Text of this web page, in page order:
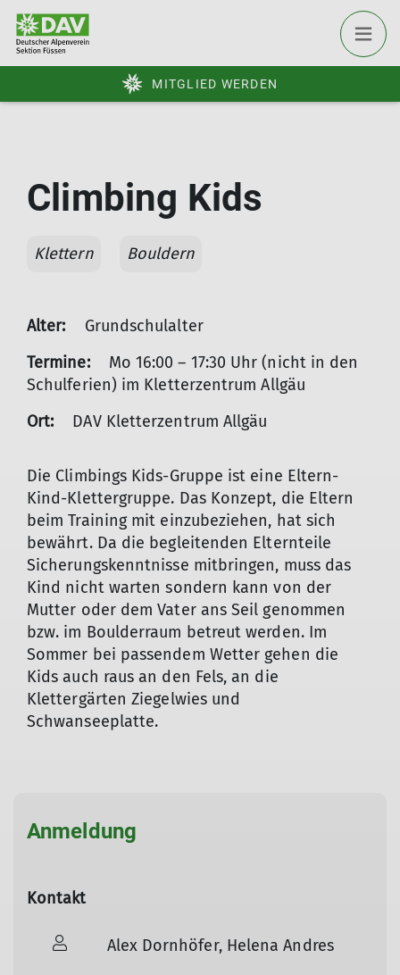
MITGLIED WERDEN
Climbing Kids
Klettern Bouldern
Alter:
Grundschulalter
Termine:
Mo 16:00 – 17:30 Uhr (nicht in den
Schulferien) im Kletterzentrum Allgäu
Ort:
DAV Kletterzentrum Allgäu
Die Climbings Kids-Gruppe ist eine Eltern-
Kind-Klettergruppe. Das Konzept, die Eltern
beim Training mit einzubeziehen, hat sich
bewährt. Da die begleitenden Elternteile
Sicherungskenntnisse mitbringen, muss das
Kind nicht warten sondern kann von der
Mutter oder dem Vater ans Seil genommen
bzw. im Boulderraum betreut werden. Im
Sommer bei passendem Wetter gehen die
Kids auch raus an den Fels, an die
Klettergärten Ziegelwies und
Schwanseeplatte.
Anmeldung
Kontakt
Alex Dornhöfer, Helena Andres